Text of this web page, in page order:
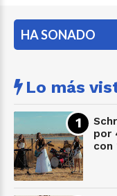
HA SONADO
Lo más
por
con